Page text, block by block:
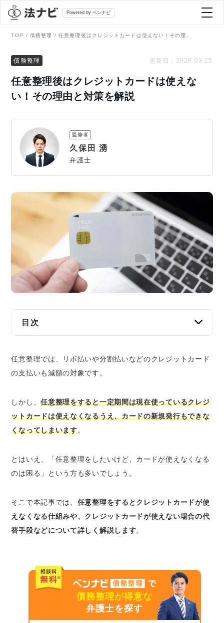
Powered by ベンナビ
全て
刑事事件
債務整理
離婚問題
遺産相続
労働問題
債権回収
IT・ネット
資金調達
弁護士を探す
AI Search Premium
掲載をご検討の弁護士の方へ
TOP 債務整理
債務整理 更新日： 2026.03.25
任意整理後はクレジットカードは使えな
い！その理由と対策を解説
監修者
久保田 湧
弁護士
目次
えなくなる
任意整理の対象にしたクレジットカードは解
任意整理対象外のクレジットカードも更新の
タイミングなどで使えなくなる
任意整理後、一定期間はクレジットカードの
任意整理をするとクレジットカードはいつまで
使えない？
ドが使えない
任意整理の対象となった会社では半永久的に
カードを作れない可能性も
家族カード｜家族のクレジットカードは任意
整理の影響がない
デビットカード｜決済と同時に銀行口座から
引き落とされる
任意整理では、リボ払いや分割払いなどのクレジットカード
の支払いも減額の対象です。
しかし、任意整理をすると一定期間は現在使っているクレジ
ットカードは使えなくなるうえ、カードの新規発行もできな
くなってしまいます。
とはいえ、「任意整理をしたいけど、カードが使えなくなる
のは困る」という方も多いでしょう。
そこで本記事では、 任意整理をするとクレジットカードが使
えなくなる仕組みや、クレジットカードが使えない場合の代
替手段などについて詳しく解説します。
債務整理が得意な
弁護士を探す